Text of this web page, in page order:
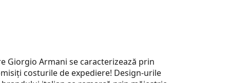
Giorgio Armani se caracterizează prin
costurile de expediere! Design-urile